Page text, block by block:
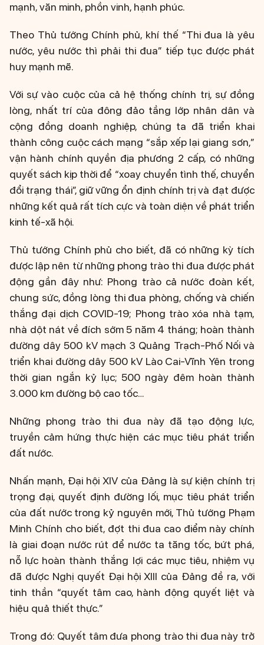
mạnh, văn minh, phồn vinh, hạnh phúc.
Theo Thủ tướng Chính phủ, khí thế “Thi đua là yêu
nước, yêu nước thì phải thi đua” tiếp tục được phát
huy mạnh mẽ.
Với sự vào cuộc của cả hệ thống chính trị, sự đồng
lòng, nhất trí của đông đảo tầng lớp nhân dân và
cộng đồng doanh nghiệp, chúng ta đã triển khai
thành công cuộc cách mạng “sắp xếp lại giang sơn,”
vận hành chính quyền địa phương 2 cấp, có những
quyết sách kịp thời để “xoay chuyển tình thế, chuyển
đổi trạng thái”, giữ vững ổn định chính trị và đạt được
những kết quả rất tích cực và toàn diện về phát triển
kinh tế-xã hội.
Thủ tướng Chính phủ cho biết, đã có những kỳ tích
được lập nên từ những phong trào thi đua được phát
động gần đây như: Phong trào cả nước đoàn kết,
chung sức, đồng lòng thi đua phòng, chống và chiến
thắng đại dịch COVID-19; Phong trào xóa nhà tạm,
nhà dột nát về đích sớm 5 năm 4 tháng; hoàn thành
đường dây 500 kV mạch 3 Quảng Trạch-Phố Nối và
triển khai đường dây 500 kV Lào Cai-Vĩnh Yên trong
thời gian ngắn kỷ lục; 500 ngày đêm hoàn thành
3.000 km đường bộ cao tốc…
Những phong trào thi đua này đã tạo động lực,
truyền cảm hứng thực hiện các mục tiêu phát triển
đất nước.
Nhấn mạnh, Đại hội XIV của Đảng là sự kiện chính trị
trọng đại, quyết định đường lối, mục tiêu phát triển
của đất nước trong kỷ nguyên mới, Thủ tướng Phạm
Minh Chính cho biết, đợt thi đua cao điểm này chính
là giai đoạn nước rút để nước ta tăng tốc, bứt phá,
nỗ lực hoàn thành thắng lợi các mục tiêu, nhiệm vụ
đã được Nghị quyết Đại hội XIII của Đảng đề ra, với
tinh thần “quyết tâm cao, hành động quyết liệt và
hiệu quả thiết thực.”
Trong đó: Quyết tâm đưa phong trào thi đua này trở